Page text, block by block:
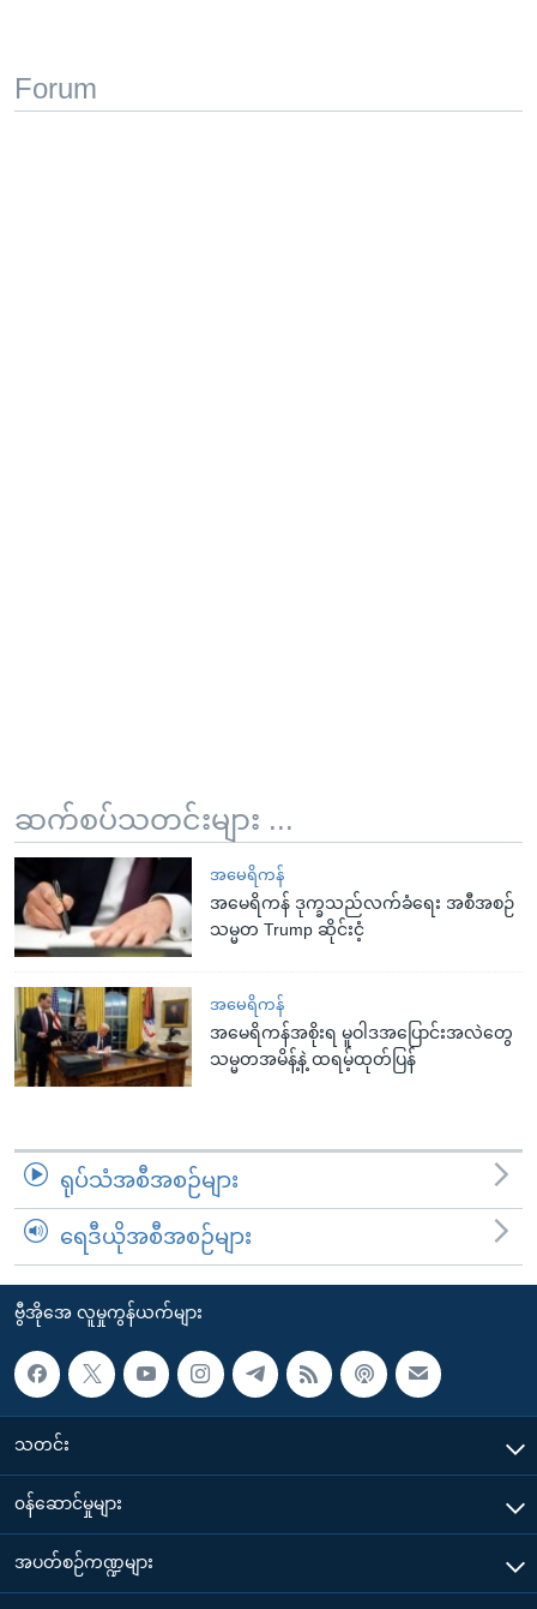
Forum
ဆက်စပ်သတင်းများ ...
အမေရိကန်
အမေရိကန် ဒုက္ခသည်လက်ခံရေး အစီအစဉ်
သမ္မတ Trump ဆိုင်းငံ့
အမေရိကန်
အမေရိကန်အစိုးရ မူဝါဒအပြောင်းအလဲတွေ
သမ္မတအမိန့်နဲ့ ထရမ့်ထုတ်ပြန်
ရုပ်သံအစီအစဉ်များ
ရေဒီယိုအစီအစဉ်များ
ဗွီအိုအေ လူမှုကွန်ယက်များ
သတင်း
၀န်ဆောင်မှုများ
အပတ်စဉ်ကဏ္ဍများ